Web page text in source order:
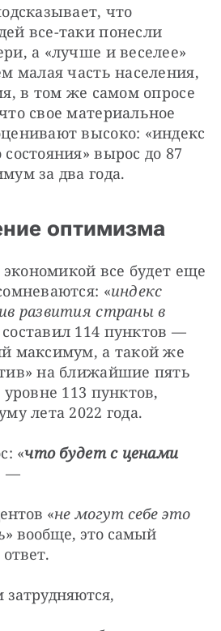
что
все-таки понесли
а «лучше и веселее»
малая часть населения,
в том же самом опросе
свое материальное
высоко: «индекс
вырос до 87
за два года.
оптимизма
все будет еще
«индекс
развития страны в
составил 114 пунктов —
максимум, а такой же
на ближайшие пять
113 пунктов,
лета 2022 года.
«что будет с ценами
—
«не могут себе это
» вообще, это самый
затрудняются,